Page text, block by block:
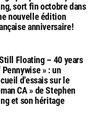
sort fin octobre dans
nouvelle édition
anniversaire!
Floating – 40 years
Pennywise » : un
d’essais sur le
CA » de Stephen
et son héritage